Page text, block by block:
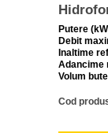
Putere
Debit
Inaltime
Adancime
Volum
Cod